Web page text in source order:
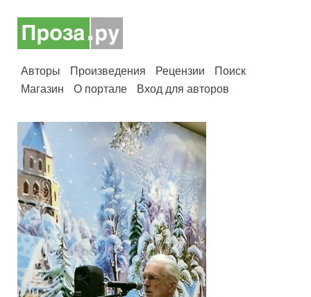
Авторы Произведения Рецензии
Поиск
Магазин
О портале Вход для авторов